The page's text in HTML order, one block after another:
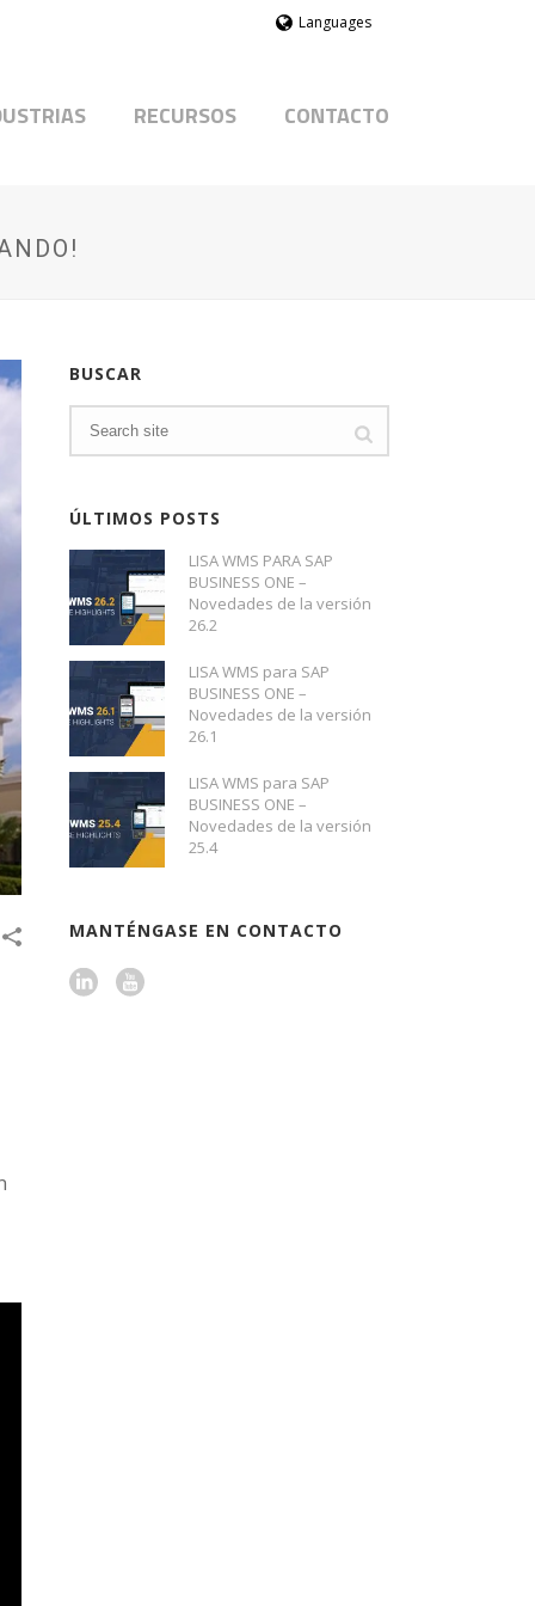
Languages
RECURSOS CONTACTO
BUSCAR
ÚLTIMOS POSTS
LISA WMS PARA SAP
BUSINESS ONE –
Novedades de la versión
26.2
LISA WMS para SAP
BUSINESS ONE –
Novedades de la versión
26.1
LISA WMS para SAP
BUSINESS ONE –
Novedades de la versión
25.4
MANTÉNGASE EN CONTACTO